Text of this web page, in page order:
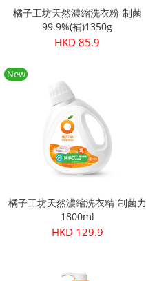
橘子工坊天然濃縮洗衣粉-制菌
99.9%(補)1350g
HKD 85.9
New
橘子工坊天然濃縮洗衣精-制菌力
1800ml
HKD 129.9